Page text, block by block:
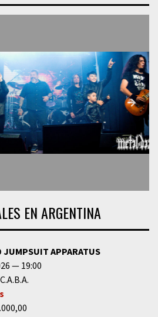
EN ARGENTINA
JUMPSUIT APPARATUS
19:00
C.A.B.A.